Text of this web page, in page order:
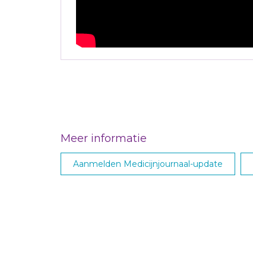
Meer informatie
Aanmelden Medicijnjournaal-update